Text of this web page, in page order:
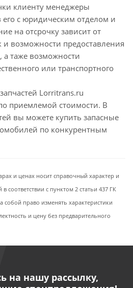
клиенту менеджеры
его с юридическим отделом и
на отсрочку зависит от
и возможности предоставления
а таже возможности
или транспортного
Lorritrans.ru
приемлемой стоимости. В
вы можете купить запасные
по конкурентным
и ценах носит справочный характер и
соответствии с пунктом 2 статьи 437 ГК
собой право изменять характеристики
и цену без предварительного
на нашу рассылку,